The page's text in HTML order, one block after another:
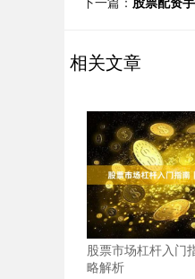
相关文章
股票市场杠杆入门
略解析